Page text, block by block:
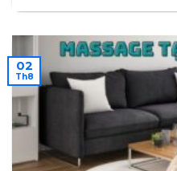
02
Th8